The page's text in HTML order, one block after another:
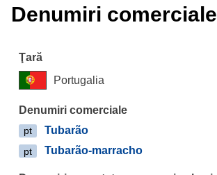
Denumiri comerciale
Portugalia
pt Tubarão
pt Tubarão-marracho